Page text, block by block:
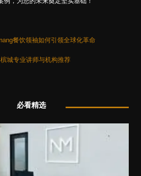
餐饮领袖如何引领全球化革命
城专业讲师与机构推荐
必看精选